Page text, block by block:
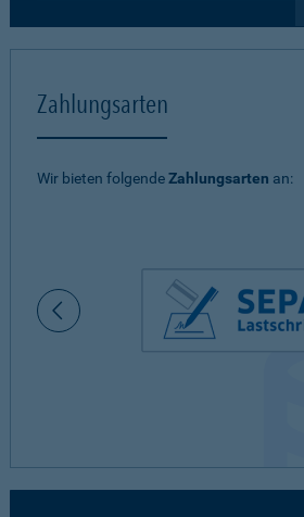
Zahlungsarten
Wir bieten folgendeZahlungsarten an: